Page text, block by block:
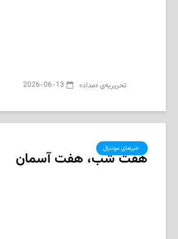
تحریریه‌ی «مداد» 2026-06-13
‌ خبرهای مونترال
هفت شب، هفت آسمان